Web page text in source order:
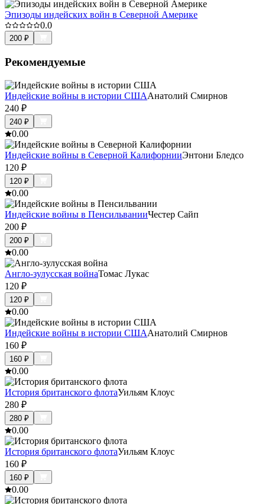
Эпизоды индейских войн в Северной Америке
0.0
200 ₽
Рекомендуемые
Индейские войны в истории СШААнатолий Смирнов
240 ₽
240 ₽
0.00
Индейские войны в Северной КалифорнииЭнтони Бледсо
120 ₽
120 ₽
0.00
Индейские войны в ПенсильванииЧестер Сайп
200 ₽
200 ₽
0.00
Англо-зулусская войнаТомас Лукас
120 ₽
120 ₽
0.00
Индейские войны в истории СШААнатолий Смирнов
160 ₽
160 ₽
0.00
История британского флотаУильям Клоус
280 ₽
280 ₽
0.00
История британского флотаУильям Клоус
160 ₽
160 ₽
0.00